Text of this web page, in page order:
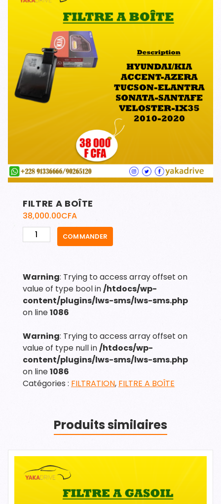
FILTRE A BOÎTE
38,000.00CFA
quantité
de
BOÎTE
COMMANDER
Warning: Trying to access array offset on
value of type bool in/htdocs/wp-
content/plugins/lws-sms/lws-sms.php
on line1086
Warning: Trying to access array offset on
value of type null in/htdocs/wp-
content/plugins/lws-sms/lws-sms.php
on line1086
Catégories : FILTRATION, FILTRE A BOÎTE
Produits similaires